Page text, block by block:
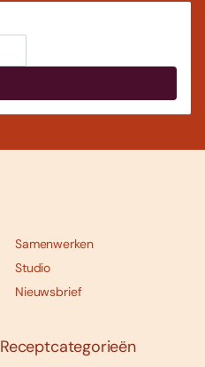
Samenwerken
Studio
Nieuwsbrief
Receptcategorieën